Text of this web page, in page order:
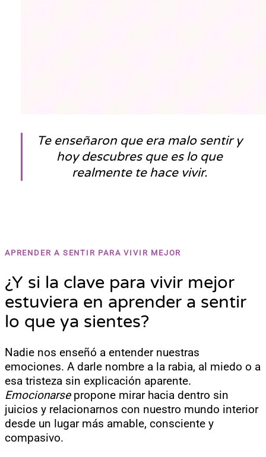
Te enseñaron que era malo sentir y
hoy descubres que es lo que
realmente te hace vivir.
APRENDER A SENTIR PARA VIVIR MEJOR
¿Y si la clave para vivir mejor
estuviera en aprender a sentir
lo que ya sientes?
Nadie nos enseñó a entender nuestras
emociones. A darle nombre a la rabia, al miedo o a
esa tristeza sin explicación aparente.
Emocionarsepropone mirar hacia dentro sin
juicios y relacionarnos con nuestro mundo interior
desde un lugar más amable, consciente y
compasivo.